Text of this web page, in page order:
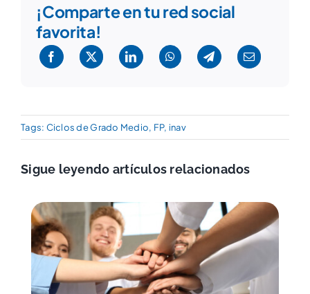
¡Comparte en tu red social
favorita!
Tags: Ciclos de Grado Medio, FP, inav
Sigue leyendo artículos relacionados